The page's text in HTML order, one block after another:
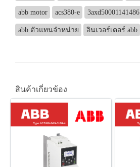
abb motor acs380-e 3axd50001141486
abb ตัวแทนจำหน่าย อินเวอร์เตอร์ abb
สินค้าเกี่ยวข้อง